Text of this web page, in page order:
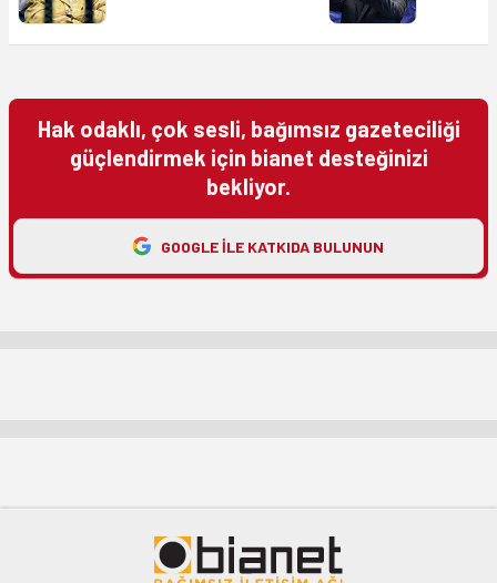
Hak odaklı, çok sesli, bağımsız gazeteciliği
güçlendirmek için bianet desteğinizi
bekliyor.
GOOGLE ILE KATKIDA BULUNUN